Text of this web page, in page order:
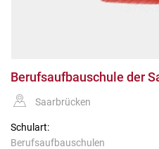
Berufsaufbauschule der
Saarbrücken
Schulart:
Berufsaufbauschulen